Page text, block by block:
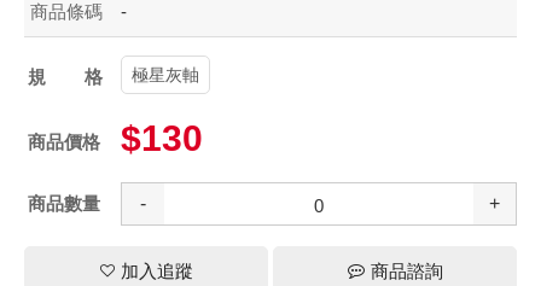
商品條碼 -
規格極星灰軸
商品價格 $130
商品數量 - +
加入追蹤 商品諮詢